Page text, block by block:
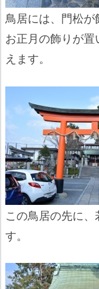
鳥居には、門松
お正月の飾りが
えます。
この鳥居の先に
す。